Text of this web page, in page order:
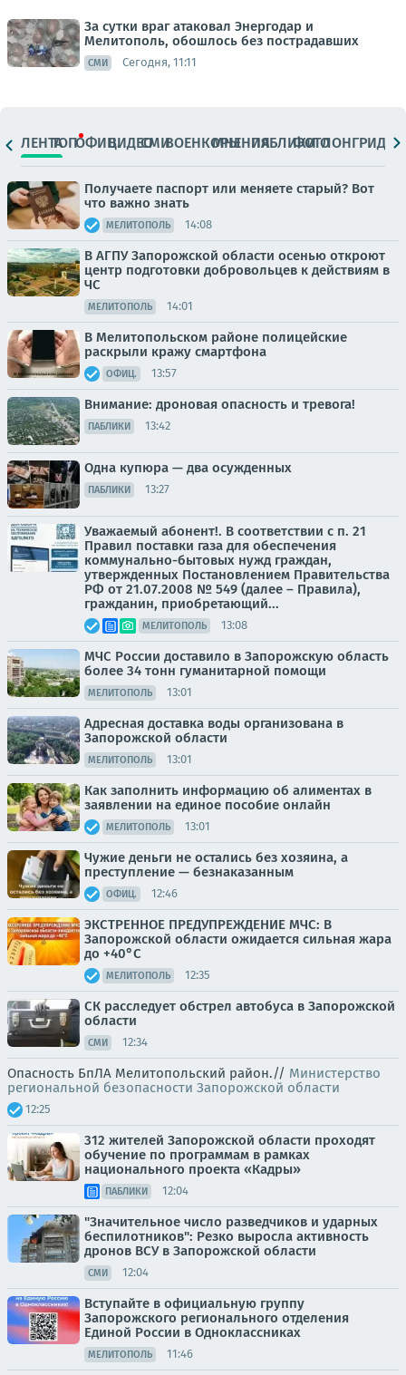
За сутки враг атаковал Энергодар и
Мелитополь, обошлось без пострадавших
СМИ Сегодня, 11:11
ЛЕНТАТОПОФИЦ.ВИДЕОСМИВОЕНКОРЫМНЕНИЯПАБЛИКИ
ФОТОЛОНГРИДЫ
Получаете паспорт или меняете старый? Вот
что важно знать
МЕЛИТОПОЛЬ 14:08
В АГПУ Запорожской области осенью откроют
центр подготовки добровольцев к действиям в
ЧС
МЕЛИТОПОЛЬ 14:01
В Мелитопольском районе полицейские
раскрыли кражу смартфона
ОФИЦ. 13:57
Внимание: дроновая опасность и тревога!
ПАБЛИКИ 13:42
Одна купюра — два осужденных
ПАБЛИКИ 13:27
Уважаемый абонент!. В соответствии с п. 21
Правил поставки газа для обеспечения
коммунально-бытовых нужд граждан,
утвержденных Постановлением Правительства
РФ от 21.07.2008 № 549 (далее – Правила),
гражданин, приобретающий...
МЕЛИТОПОЛЬ 13:08
МЧС России доставило в Запорожскую область
более 34 тонн гуманитарной помощи
МЕЛИТОПОЛЬ 13:01
Адресная доставка воды организована в
Запорожской области
МЕЛИТОПОЛЬ 13:01
Как заполнить информацию об алиментах в
заявлении на единое пособие онлайн
МЕЛИТОПОЛЬ 13:01
Чужие деньги не остались без хозяина, а
преступление — безнаказанным
ОФИЦ. 12:46
ЭКСТРЕННОЕ ПРЕДУПРЕЖДЕНИЕ МЧС: В
Запорожской области ожидается сильная жара
до +40°C
МЕЛИТОПОЛЬ 12:35
СК расследует обстрел автобуса в Запорожской
области
СМИ 12:34
Опасность БпЛА Мелитопольский район.// Министерство
региональной безопасности Запорожской области
12:25
312 жителей Запорожской области проходят
обучение по программам в рамках
национального проекта «Кадры»
ПАБЛИКИ 12:04
"Значительное число разведчиков и ударных
беспилотников": Резко выросла активность
дронов ВСУ в Запорожской области
СМИ 12:04
Вступайте в официальную группу
Запорожского регионального отделения
Единой России в Одноклассниках
МЕЛИТОПОЛЬ 11:46